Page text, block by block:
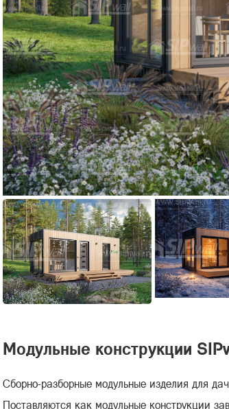
Модульные конструкции
Сборно-разборные модульные изделия для
Поставляются как модульные конструкции